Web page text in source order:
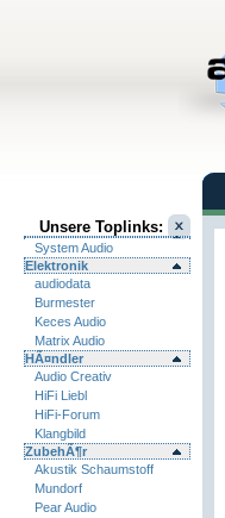
Unsere Toplinks:
System Audio
Elektronik
audiodata
Burmester
Keces Audio
Matrix Audio
HÃ¤ndler
Audio Creativ
HiFi Liebl
HiFi-Forum
Klangbild
ZubehÃ¶r
Akustik Schaumstoff
Mundorf
Pear Audio